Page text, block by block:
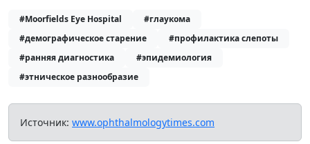
#Moorfields Eye Hospital
#глаукома
#демографическое старение
#профилактика слепоты
#ранняя диагностика
#эпидемиология
#этническое разнообразие
Источник: www.ophthalmologytimes.com